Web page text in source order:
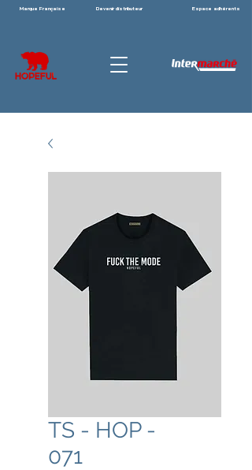
Marque Française Devenir distributeur Espace adhérents
TS - HOP -
071